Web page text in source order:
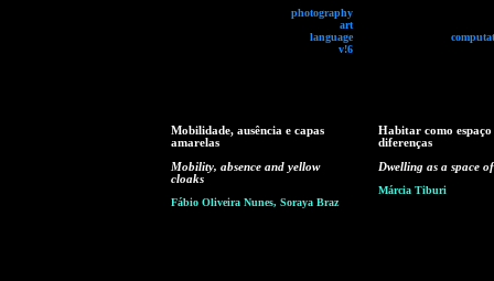
photography
art
language
v!6
Mobilidade, ausência e capas
amarelas
Mobility, absence and yellow
cloaks
Fábio Oliveira Nunes, Soraya Braz
Habitar como espaço
diferenças
Dwelling as a space
Márcia Tiburi